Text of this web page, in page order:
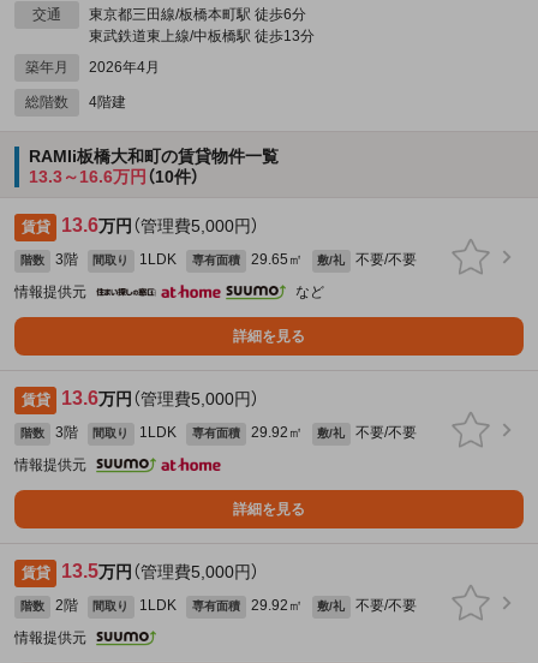
交通
東京都三田線/板橋本町駅 徒歩6分
東武鉄道東上線/中板橋駅 徒歩13分
築年月
2026年4月
総階数 4階建
RAMIi板橋大和町の賃貸物件一覧
13.3～16.6万円 （10件）
賃貸 13.6万円 （管理費5,000円）
階数 3階 間取り 1LDK 専有面積 29.65㎡ 敷/礼
不要/不要
情報提供元
など
詳細を見る
賃貸 13.6万円 （管理費5,000円）
階数 3階 間取り 1LDK 専有面積 29.92㎡ 敷/礼
不要/不要
情報提供元
詳細を見る
賃貸 13.5万円 （管理費5,000円）
階数 2階 間取り 1LDK 専有面積 29.92㎡ 敷/礼
不要/不要
情報提供元